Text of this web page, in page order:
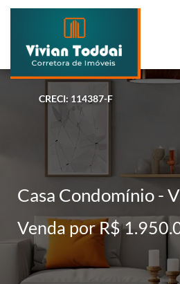
CRECI: 114387-F
Casa Condomínio -
Venda por R$